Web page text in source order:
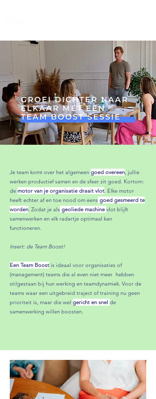
Je team komt over het algemeen goed overeen, jullie
werken productief samen en de sfeer zit goed. Kortom:
de motor van je organisatie draait vlot. Elke motor
heeft echter af en toe nood om eens goed gesmeerd te
worden. Zodat je als geoliede machine vlot blijft
samenwerken en elk radartje optimaal kan
functioneren.
Insert: de Team Boost!
Een Team Boost is ideaal voor organisaties of
(management) teams die al even niet meer hebben
stilgestaan bij hun werking en teamdynamiek. Voor de
teams waar een uitgebreid traject of training nu geen
prioriteit is, maar die wel gericht en snel de
samenwerking willen boosten. ​